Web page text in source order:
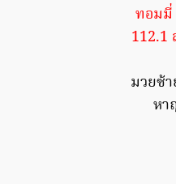
ทอมมี่
112.1
มวยซ้ายเปิดเก
ห